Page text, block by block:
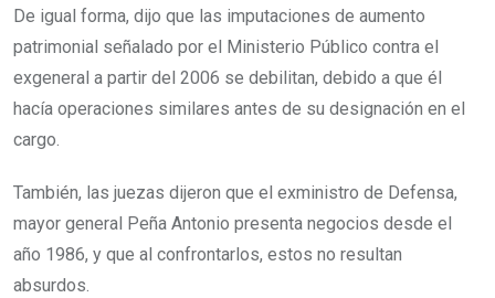
De igual forma, dijo que las imputaciones de aumento
patrimonial señalado por el Ministerio Público contra el
exgeneral a partir del 2006 se debilitan, debido a que él
hacía operaciones similares antes de su designación en el
cargo.
También, las juezas dijeron que el exministro de Defensa,
mayor general Peña Antonio presenta negocios desde el
año 1986, y que al confrontarlos, estos no resultan
absurdos.